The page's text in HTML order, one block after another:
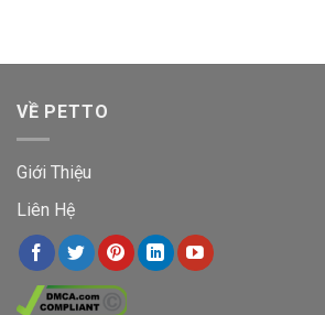
VỀ PETTO
Giới Thiệu
Liên Hệ